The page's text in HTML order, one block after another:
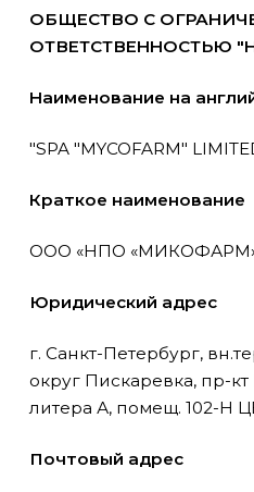
ОБЩЕСТВО С
ОТВЕТСТВЕННОСТЬЮ
Наименование на
"SPA "MYCOFARM"
Краткое наименование
ООО «НПО
Юридический адрес
г. Санкт-Петербург,
округ Пискаревка, пр-
литера А, помещ. 102-Н
Почтовый адрес